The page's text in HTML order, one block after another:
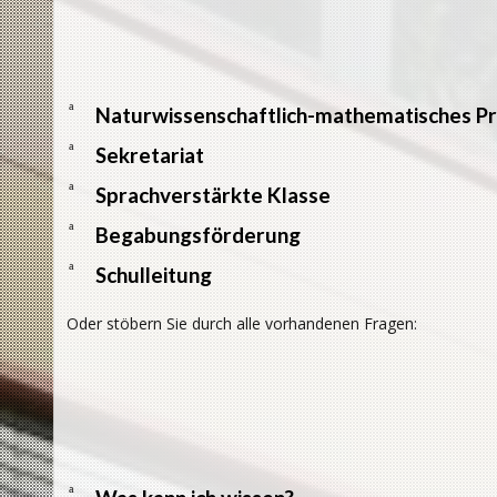
a Naturwissenschaftlich-mathematisches
a Sekretariat
a Sprachverstärkte Klasse
a Begabungsförderung
a Schulleitung
Oder stöbern Sie durch alle vorhandenen Fragen:
a